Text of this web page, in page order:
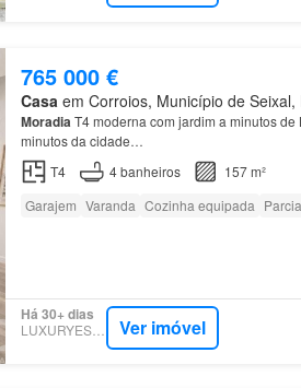
765 000 €
Casa em Corroios, Município de Seixal,
MoradiaT4 moderna com jardim a minutos
minutos da cidade…
T4
4banheiros
157 m²
Garajem Varanda Cozinha equipada
Há 30+ dias
LUXURYESTATE Ver imóvel